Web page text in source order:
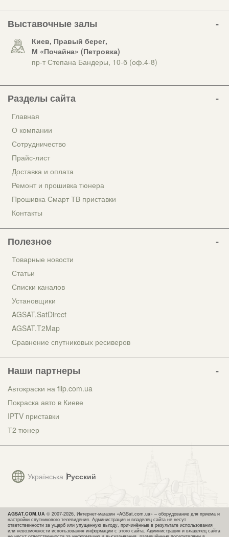
Выставочные залы
Киев, Правый берег,
М «Почайна» (Петровка)
пр-т Степана Бандеры, 10-б (оф.4-8)
Українська Русский
Разделы сайта
Главная
О компании
Сотрудничество
Прайс-лист
Доставка и оплата
Ремонт и прошивка тюнера
Прошивка Смарт ТВ приставки
Контакты
Полезное
Товарные новости
Статьи
Списки каналов
Установщики
AGSAT.SatDirect
AGSAT.T2Map
Сравнение спутниковых ресиверов
Наши партнеры
Автокраски на flip.com.ua
Покраска авто в Киеве
IPTV приставки
Т2 тюнер
AGSAT.COM.UA © 2007-2026, Интернет-магазин «AGSat.com.ua» – оборудование для приема и
настройки спутникового телевидения. Администрация и владелец сайта не несут
ответственности за ущерб или упущенную выгоду, причинённые в результате использования
или невозможности использования информации с этого сайта. Администрация и владелец сайта